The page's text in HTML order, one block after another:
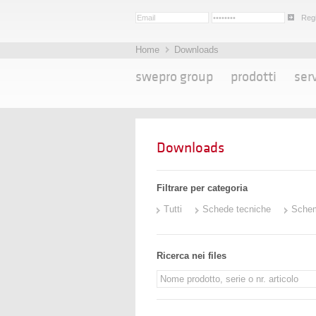
Home Downloads
swepro group prodotti
Downloads
Filtrare per categoria
Tutti
Schede tecniche
Ricerca nei files